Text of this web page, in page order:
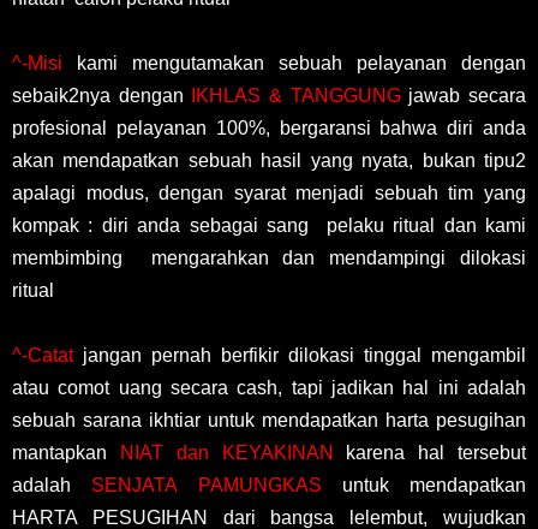
^-Misi kami mengutamakan sebuah pelayanan dengan
sebaik2nya dengan
IKHLAS & TANGGUNGjawab secara
profesional pelayanan 100%, bergaransi bahwa diri anda
akan mendapatkan sebuah hasil yang nyata, bukan tipu2
apalagi modus, dengan syarat menjadi sebuah tim yang
kompak : diri anda sebagai sang pelaku ritual dan kami
membimbing mengarahkan dan mendampingi dilokasi
ritual
^-Catatjangan pernah berfikir dilokasi tinggal mengambil
atau comot uang secara cash, tapi jadikan hal ini adalah
sebuah sarana ikhtiar untuk mendapatkan harta pesugihan
mantapkan
NIAT dan KEYAKINAN
karena hal tersebut
adalah SENJATA PAMUNGKAS untuk mendapatkan
HARTA PESUGIHAN dari bangsa lelembut, wujudkan